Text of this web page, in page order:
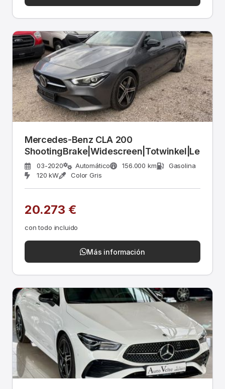
Mercedes-Benz CLA 200
ShootingBrake|Widescreen|Totwinkel|Leder
03-2020 Automático 156.000 km
Gasolina
120 kW
Color Gris
20.273 €
con todo incluido
Más información